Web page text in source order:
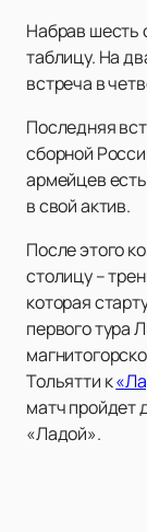
Набрав шесть
таблицу. На
встреча в
Последняя
сборной
армейцев
в свой актив.
После этого
столицу –
которая
первого тура
Тольятти к
матч пройдет
«Ладой».